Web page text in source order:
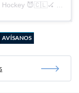
Una publicación compartida por Diablas Hockey 😈🇨🇱🏑 (@diablashockey)
AVÍSANOS